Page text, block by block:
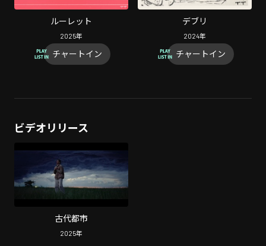
ルーレット
2025年
チャートイン
デブリ
2024年
チャートイン
ビデオリリース
古代都市
2025年